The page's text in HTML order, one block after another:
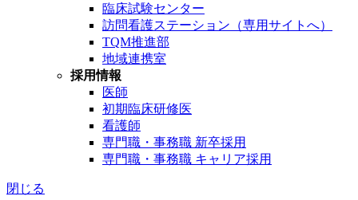
臨床試験センター
訪問看護ステーション（専用サイトへ）
TQM推進部
地域連携室
採用情報
医師
初期臨床研修医
看護師
専門職・事務職 新卒採用
専門職・事務職 キャリア採用
閉じる